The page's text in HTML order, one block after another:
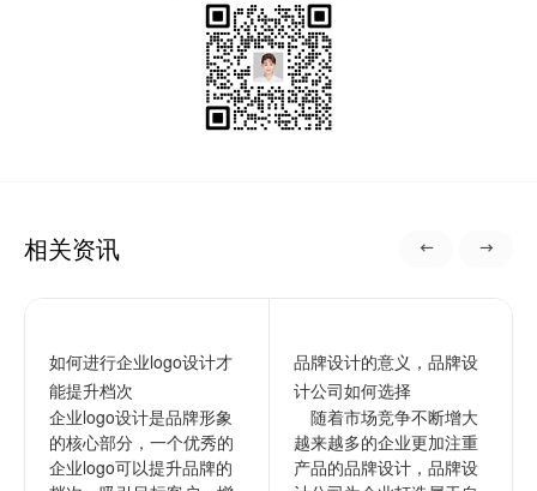
相关资讯
如何进行企业logo设计才
能提升档次
企业logo设计是品牌形象
的核心部分，一个优秀的
企业logo可以提升品牌的
品牌设计的意义，品牌设
计公司如何选择
随着市场竞争不断增大
越来越多的企业更加注重
产品的品牌设计，品牌设